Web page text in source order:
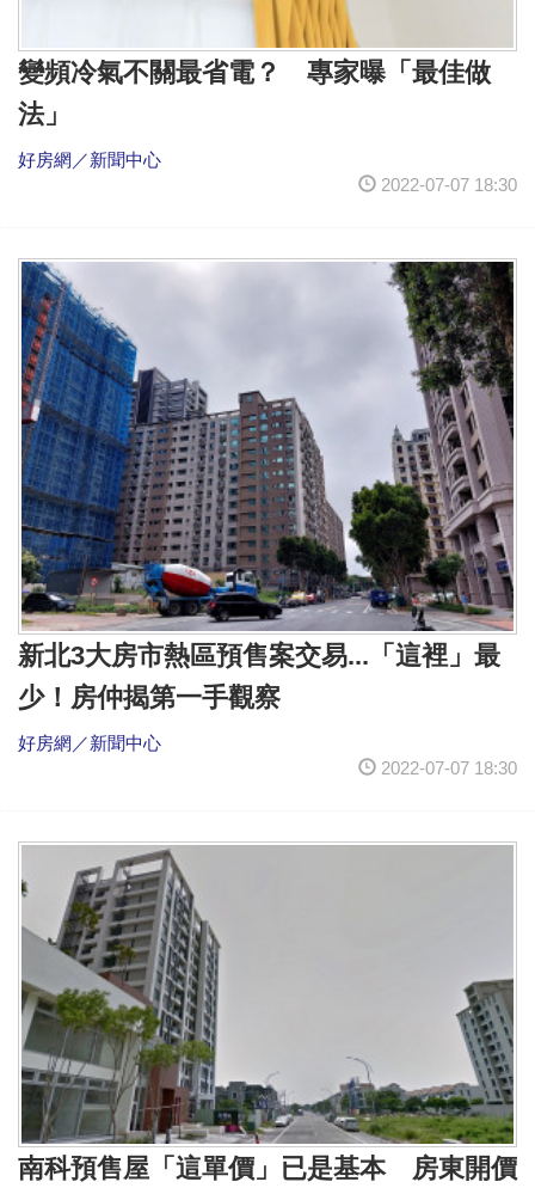
變頻冷氣不關最省電？ 專家曝「最佳做
法」
好房網／新聞中心
2022-07-07 18:30
新北3大房市熱區預售案交易...「這裡」最
少！房仲揭第一手觀察
好房網／新聞中心
2022-07-07 18:30
南科預售屋「這單價」已是基本 房東開價